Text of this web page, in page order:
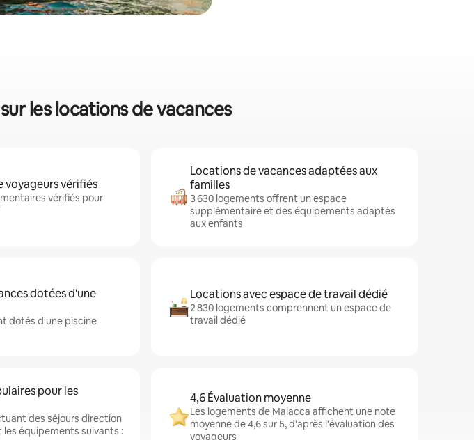
les locations de vacances
voyageurs vérifiés
vérifiés pour
Locations de vacances adaptées aux
familles
3 630 logements offrent un espace
supplémentaire et des équipements adaptés
aux enfants
dotées d'une
dotés d'une piscine
Locations avec espace de travail dédié
2 830 logements comprennent un espace de
travail dédié
pour les
des séjours direction
équipements suivants :
4,6 Évaluation moyenne
Les logements de Malacca affichent une note
moyenne de 4,6 sur 5, d'après l'évaluation des
voyageurs